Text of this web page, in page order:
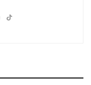
Papua Maluku Borong